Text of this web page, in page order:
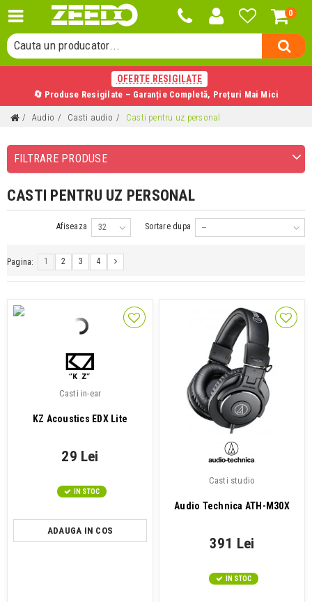
0
Cauta o categorie...
Cauta un producator...
Cauta un produs...
OFERTE RESIGILATE
🔄 Produse Resigilate – Garanție Completă, Prețuri Mai Mici
Audio Casti audio Casti pentru uz personal
FILTRARE PRODUSE
CASTI PENTRU UZ PERSONAL
Sortare dupa --
Afiseaza 32
Pagina: 1 2 3 4
Casti in-ear
KZ Acoustics EDX Lite
29 Lei
IN STOC
ADAUGA IN COS
Casti studio
Audio Technica ATH-M30X
391 Lei
IN STOC